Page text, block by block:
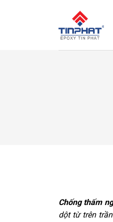
Chống thấm
dột từ trên